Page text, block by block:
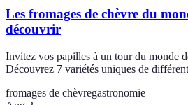
Les fromages de chèvre du
découvrir
Invitez vos papilles à un tour du monde
Découvrez 7 variétés uniques de
fromages de chèvregastronomie